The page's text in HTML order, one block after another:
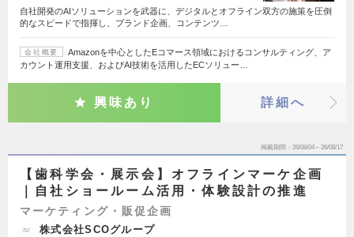
自社開発のAIソリューションを武器に、デジタルとオフライン双方の施策を圧倒
的なスピードで指揮し、ブランド企画、コンテンツ…
会社概要
Amazonを中心としたEコマース領域におけるコンサルティング、ア
カウント運用支援、およびAI技術を活用したECソリュー…
興味あり 詳細へ
掲載期間 26/08/04～26/08/17
【歯科学会・展示会】オフラインマーケ企画
｜自社ショールーム活用・体験設計の推進
マーケティング・販促企画
株式会社SCOグループ